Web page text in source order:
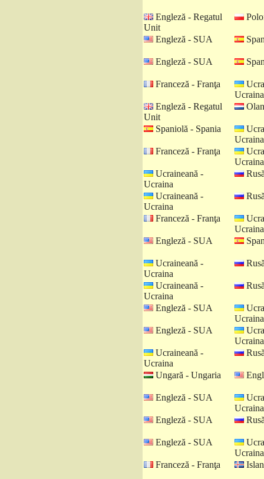
Engleză - Regatul
Unit
Engleză - SUA
Engleză - SUA
Franceză - Franţa
Ucraina
Engleză - Regatul
Unit
Spaniolă - Spania
Ucraina
Franceză - Franţa
Ucraina
Ucraineană -
Ucraina
Ucraineană -
Ucraina
Franceză - Franţa
Ucraina
Engleză - SUA
Ucraineană -
Ucraina
Ucraineană -
Ucraina
Engleză - SUA
Ucraina
Engleză - SUA
Ucraina
Ucraineană -
Ucraina
Ungară - Ungaria
Engleză - SUA
Ucraina
Engleză - SUA
Engleză - SUA
Ucraina
Franceză - Franţa